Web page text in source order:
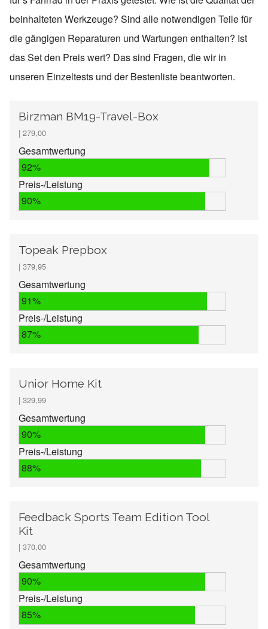
beinhalteten Werkzeuge? Sind alle notwendigen Teile für
die gängigen Reparaturen und Wartungen enthalten? Ist
das Set den Preis wert? Das sind Fragen, die wir in
unseren Einzeltests und der Bestenliste beantworten.
Birzman BM19-Travel-Box
| 279,00
Gesamtwertung
92%
Preis-/Leistung
90%
Topeak Prepbox
| 379,95
Gesamtwertung
91%
Preis-/Leistung
87%
Unior Home Kit
| 329,99
Gesamtwertung
90%
Preis-/Leistung
88%
Feedback Sports Team Edition Tool
Kit
| 370,00
Gesamtwertung
90%
Preis-/Leistung
85%